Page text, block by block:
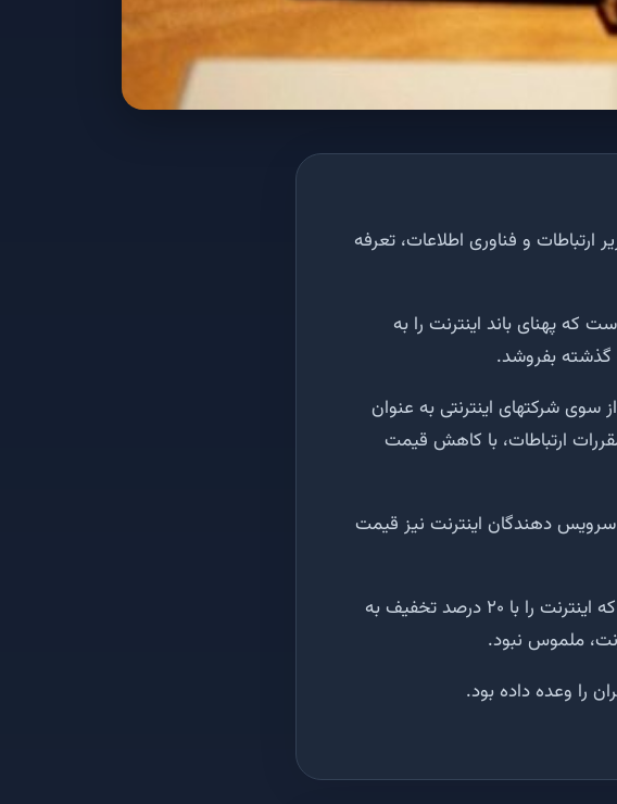
و فناوری اطلاعات، تعرفه
پهنای باند اینترنت را به
سوی شرکتهای اینترنتی به عنوان
ارتباطات، با کاهش قیمت
دهندگان اینترنت نیز قیمت
دو سال پیش نیز وزارت ارتباطات شرکتهای اینترنتی را موظف کرده بود که اینترنت را با ۲۰ درصد تخفیف به